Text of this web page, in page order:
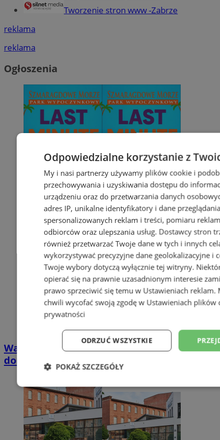
Tworzenie stron www -Zabrze
reklama
reklama
Ogłoszenia
Wakacyjny wypoczynek nad Bałtykiem w
domkach Szmaragdowe Morze
Odpowiedzialne korzystanie z
My i nasi partnerzy używamy plików cookie i
przechowywania i uzyskiwania dostępu do
urządzeniu oraz do przetwarzania danych
adres IP, unikalne identyfikatory i dane
spersonalizowanych reklam i treści, pomiaru
odbiorców oraz ulepszania usług. Dostawcy stron
również przetwarzać Twoje dane w tych i innych
wykorzystywać precyzyjne dane geolokalizacyjne i
Twoje wybory dotyczą wyłącznie tej witryny.
opierać się na prawnie uzasadnionym interesie
prawo sprzeciwić się temu w Ustawieniach reklam.
chwili wycofać swoją zgodę w Ustawieniach plików
prywatności
ODRZUĆ WSZYSTKIE
POKAŻ SZCZEGÓŁY
Niezbędne Wydajność
Niesklasyfikowane